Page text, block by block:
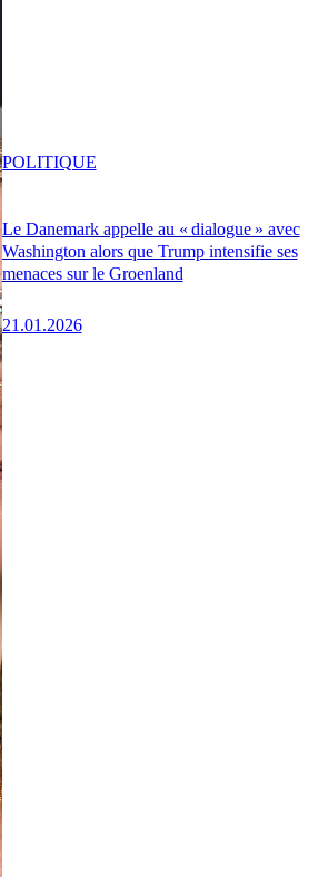
Le Danemark appelle au « dialogue » avec
Washington alors que Trump intensifie ses
menaces sur le Groenland
21.01.2026
POLITIQUE